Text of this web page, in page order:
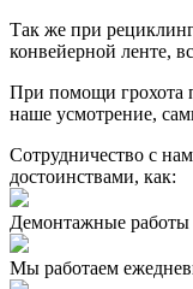
Так же при
конвейерной ленте,
При помощи грохота
наше усмотрение,
Сотрудничество с
достоинствами, как:
Демонтажные работы
Мы работаем